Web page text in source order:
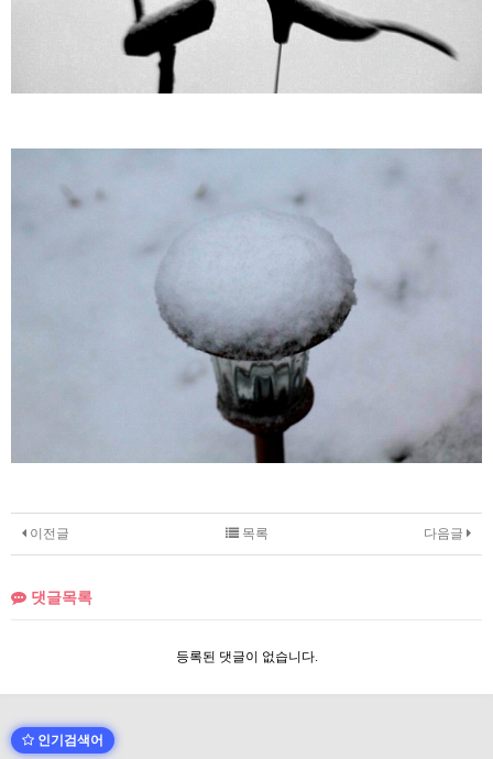
이전글 다음글
목록
댓글목록
등록된 댓글이 없습니다.
인기검색어